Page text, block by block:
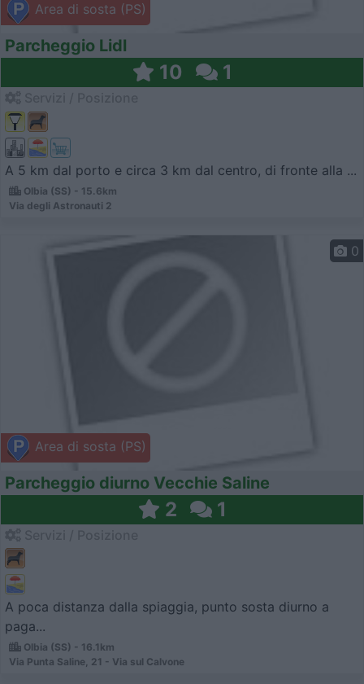
Area di sosta (PS)
Parcheggio Lidl
10 1
A 5 km dal porto e circa 3 km dal centro, di fronte alla ...
Olbia (SS) - 15.6km
Via degli Astronauti 2
Area di sosta (PS)
0
Parcheggio diurno Vecchie Saline
2 1
A poca distanza dalla spiaggia, punto sosta diurno a
paga...
Olbia (SS) - 16.1km
Via Punta Saline, 21 - Via sul Calvone